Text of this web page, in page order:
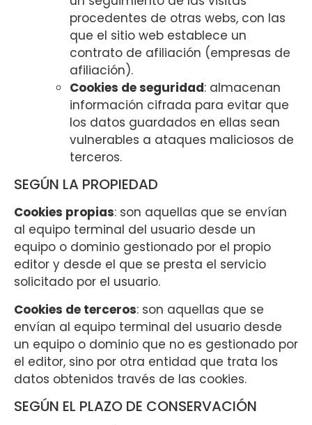
procedentes de otras webs, con las
que el sitio web establece un
contrato de afiliación (empresas de
afiliación).
Cookies de seguridad: almacenan
información cifrada para evitar que
los datos guardados en ellas sean
vulnerables a ataques maliciosos de
terceros.
SEGÚN LA PROPIEDAD
Cookies propias: son aquellas que se envían
al equipo terminal del usuario desde un
equipo o dominio gestionado por el propio
editor y desde el que se presta el servicio
solicitado por el usuario.
Cookies de terceros: son aquellas que se
envían al equipo terminal del usuario desde
un equipo o dominio que no es gestionado por
el editor, sino por otra entidad que trata los
datos obtenidos través de las cookies.
SEGÚN EL PLAZO DE CONSERVACIÓN